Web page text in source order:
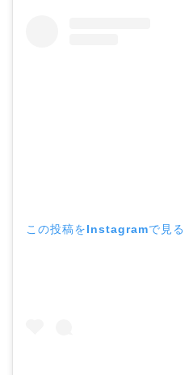
この投稿をInstagramで見る